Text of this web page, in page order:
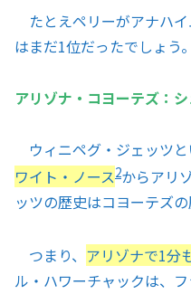
たとえペリーがアナハ
はまだ1位だったでしょう。
アリゾナ・コヨーテズ：
ウィニペグ・ジェッツ
ワイト・ノース2からアリ
ッツの歴史はコヨーテズ
つまり、 アリゾナで1分
ル・ハワーチャックは、